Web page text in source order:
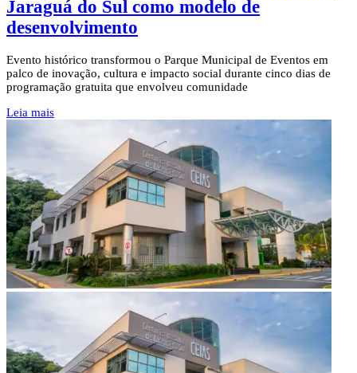
Jaraguá do Sul como modelo de
desenvolvimento
Evento histórico transformou o Parque Municipal de Eventos em
palco de inovação, cultura e impacto social durante cinco dias de
programação gratuita que envolveu comunidade
Leia mais